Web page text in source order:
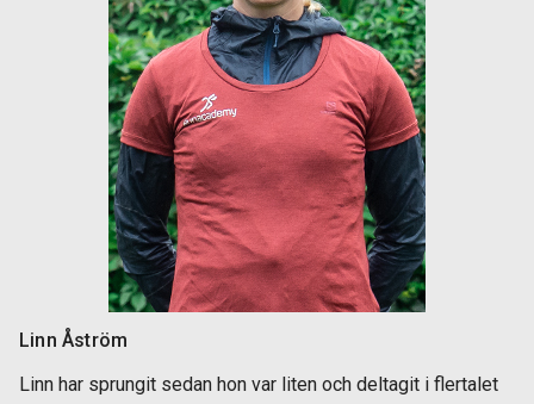
Linn Åström
Linn har sprungit sedan hon var liten och deltagit i flertalet